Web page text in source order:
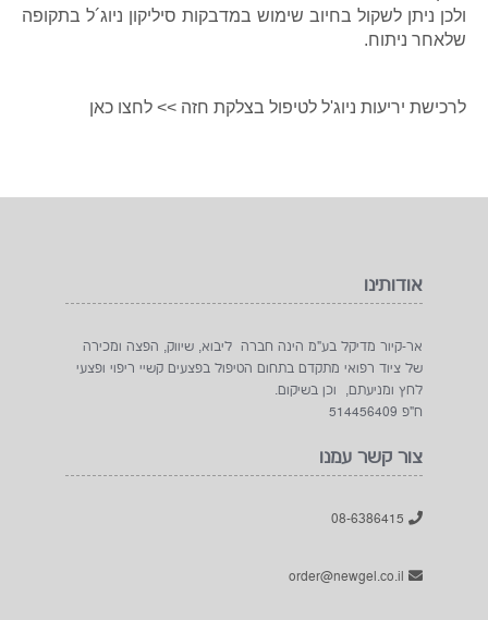
ולכן ניתן לשקול בחיוב שימוש במדבקות סיליקון ניוג´ל בתקופה
שלאחר ניתוח.
לרכישת יריעות ניוג'ל לטיפול בצלקת חזה >> לחצו כאן
אודותינו
אר-קיור מדיקל בע"מ הינה חברה ליבוא, שיווק, הפצה ומכירה
של ציוד רפואי מתקדם בתחום הטיפול בפצעים קשיי ריפוי ופצעי
לחץ ומניעתם, וכן בשיקום.
ח"פ 514456409
צור קשר עמנו